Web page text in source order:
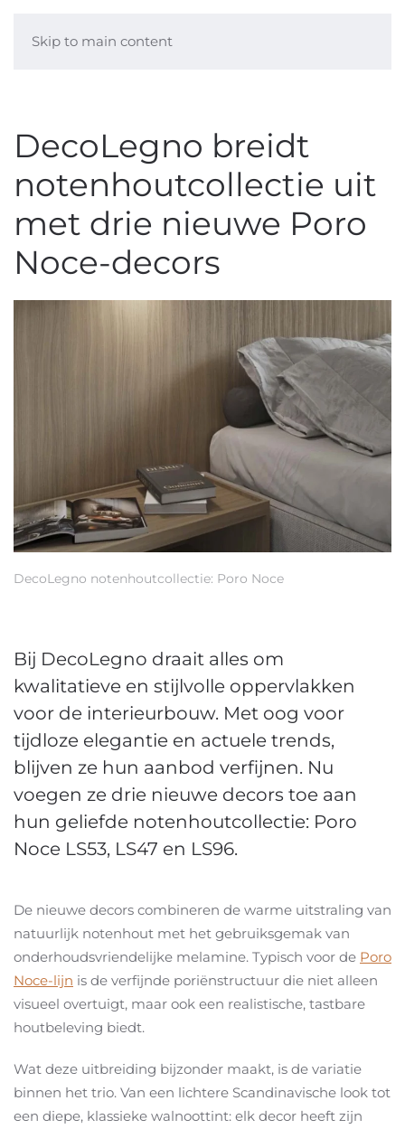
Skip to main content
DecoLegno breidt
notenhoutcollectie uit
met drie nieuwe Poro
Noce-decors
DecoLegno notenhoutcollectie: Poro Noce
Bij DecoLegno draait alles om
kwalitatieve en stijlvolle oppervlakken
voor de interieurbouw. Met oog voor
tijdloze elegantie en actuele trends,
blijven ze hun aanbod verfijnen. Nu
voegen ze drie nieuwe decors toe aan
hun geliefde notenhoutcollectie: Poro
Noce LS53, LS47 en LS96.
De nieuwe decors combineren de warme uitstraling van
natuurlijk notenhout met het gebruiksgemak van
onderhoudsvriendelijke melamine. Typisch voor de Poro
Noce-lijn is de verfijnde poriënstructuur die niet alleen
visueel overtuigt, maar ook een realistische, tastbare
houtbeleving biedt.
Wat deze uitbreiding bijzonder maakt, is de variatie
binnen het trio. Van een lichtere Scandinavische look tot
een diepe, klassieke walnoottint: elk decor heeft zijn